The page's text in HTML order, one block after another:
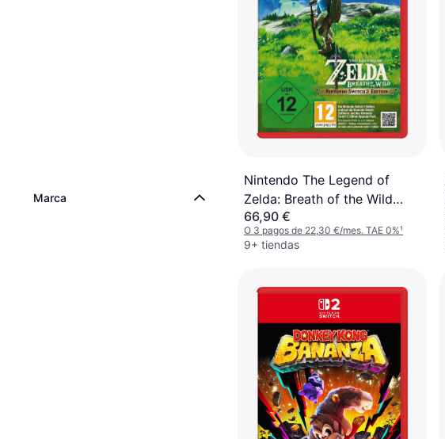
Marca
Nintendo The Legend of
Zelda: Breath of the Wild
Edition (Switch 2)
66,90 €
O 3 pagos de 22,30 €/mes. TAE 0%¹
9+ tiendas